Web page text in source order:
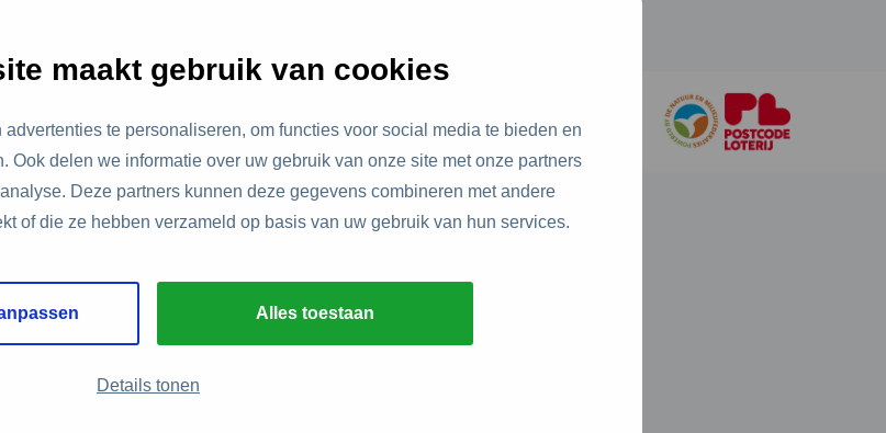
maakt gebruik van cookies
te personaliseren, om functies voor social media te bieden en
Ook delen we informatie over uw gebruik van onze site met onze partners
Deze partners kunnen deze gegevens combineren met andere
of die ze hebben verzameld op basis van uw gebruik van hun services.
Alles toestaan
Details tonen